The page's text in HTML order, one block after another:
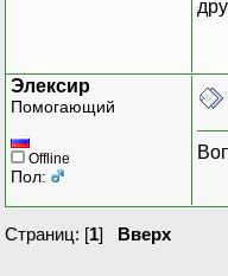
Элексир
Помогающий
Offline
Пол:
Страниц: [1] Вверх